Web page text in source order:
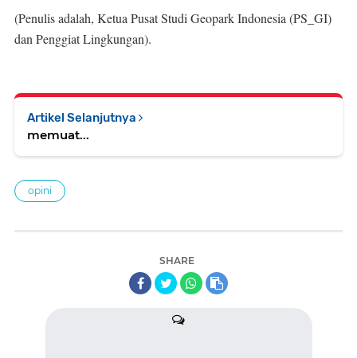
(Penulis adalah, Ketua Pusat Studi Geopark Indonesia (PS_GI)
dan Penggiat Lingkungan).
Artikel Selanjutnya
memuat...
opini
SHARE